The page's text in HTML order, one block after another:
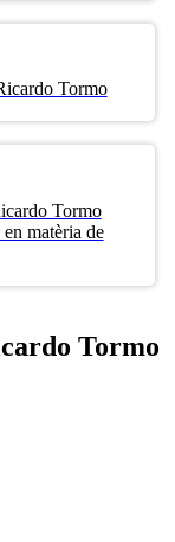
Tormo
Tormo
matèria de
Tormo